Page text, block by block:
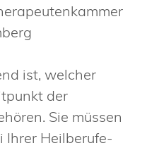
ist, welcher
der
Sie müssen
Ihrer Heilberufe-